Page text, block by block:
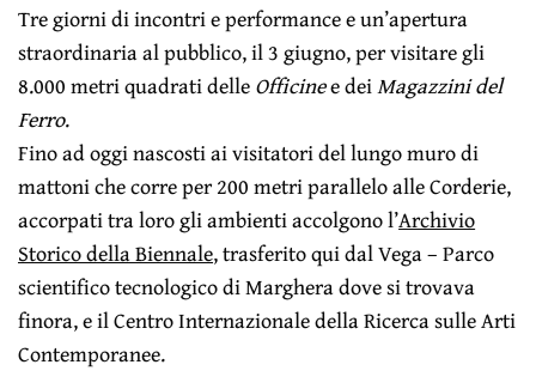
Tre giorni di incontri e performance e un’apertura
straordinaria al pubblico, il 3 giugno, per visitare gli
8.000 metri quadrati delleOfficinee deiMagazzini del
Ferro.
Fino ad oggi nascosti ai visitatori del lungo muro di
mattoni che corre per 200 metri parallelo alle Corderie,
accorpati tra loro gli ambienti accolgono l’Archivio
Storico della Biennale, trasferito qui dal Vega – Parco
scientifico tecnologico di Marghera dove si trovava
finora, e il Centro Internazionale della Ricerca sulle Arti
Contemporanee.